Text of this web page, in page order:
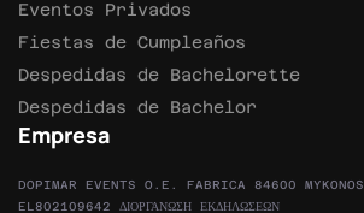
Eventos Privados
Fiestas de Cumpleaños
Despedidas de Bachelorette
Despedidas de Bachelor
Empresa
DOPIMAR EVENTS O.E. FABRICA 84600 MYKONOS
EL802109642 ΔΙΟΡΓΑΝΩΣΗ ΕΚΔΗΛΩΣΕΩΝ